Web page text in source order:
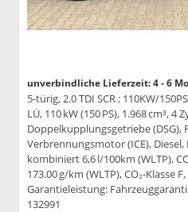
unverbindliche Lieferzeit: 4 - 6
5-türig, 2.0 TDI SCR ; 110KW/
LÜ, 110 kW (150 PS), 1.968 cm³, 4
Doppelkupplungsgetriebe (DSG),
Verbrennungsmotor (ICE),
kombiniert 6,6 l/100km (WLTP),
173.00 g/km (WLTP), CO₂-Klasse
Garantieleistung:
132991